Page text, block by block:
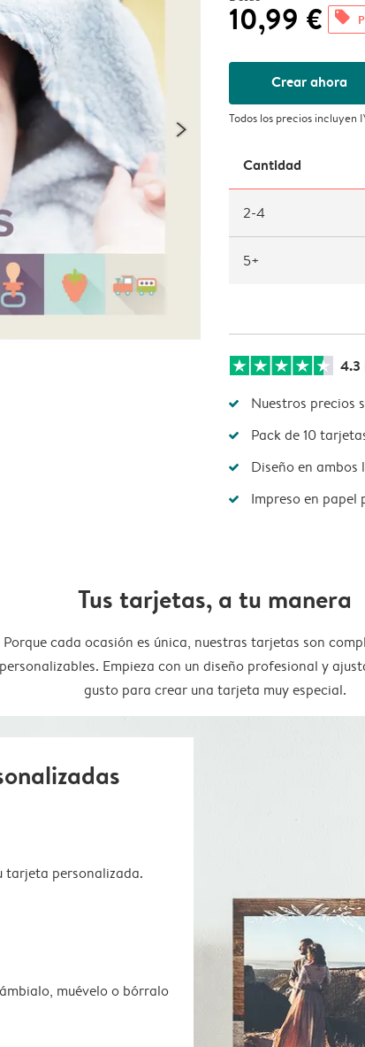
10,99 € offers
Crear ahora
Todos los precios incluyen
Cantidad
2-4
5+
4.3
Nuestros precios
Pack de 10
Diseño en ambos
Impreso en papel
Tus tarjetas, a tu manera
Porque cada ocasión es única, nuestras tarjetas son
personalizables. Empieza con un diseño profesional y
gusto para crear una tarjeta muy especial.
tarjeta personalizada.
muévelo o bórralo